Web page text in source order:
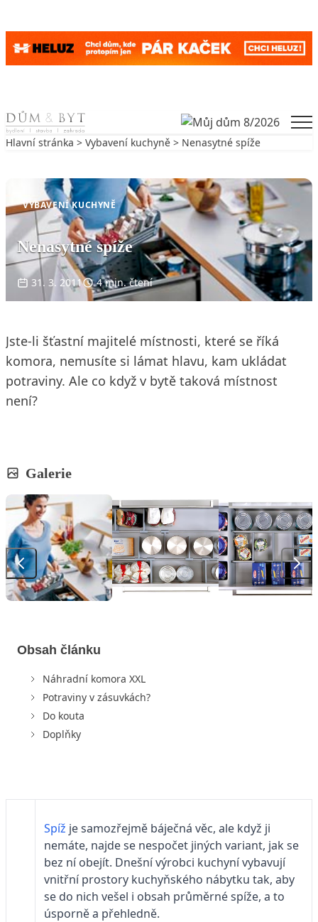
Skip to content
Hlavní stránka > Vybavení kuchyně > Nenasytné spíže
VYBAVENÍ KUCHYNĚ
Nenasytné spíže
31. 3. 2011 4 min. čtení
Jste-li šťastní majitelé místnosti, které se říká
komora, nemusíte si lámat hlavu, kam ukládat
potraviny. Ale co když v bytě taková místnost
není?
Galerie
Obsah článku
Náhradní komora XXL
Potraviny v zásuvkách?
Do kouta
Doplňky
Spíž je samozřejmě báječná věc, ale když ji
nemáte, najde se nespočet jiných variant, jak se
bez ní obejít. Dnešní výrobci kuchyní vybavují
vnitřní prostory kuchyňského nábytku tak, aby
se do nich vešel i obsah průměrné spíže, a to
úsporně a přehledně.